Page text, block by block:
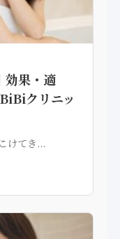
効果・適
クリニッ
けてき...